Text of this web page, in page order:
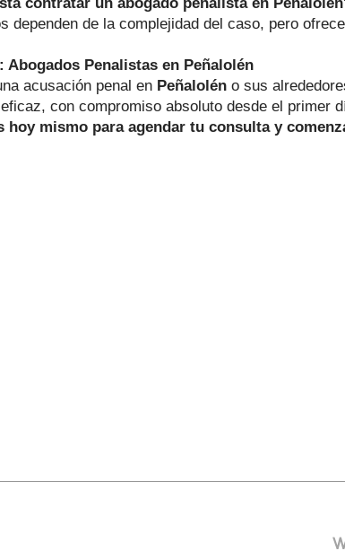
dependen de la complejidad del caso, pero
Abogados Penalistas en Peñalolén
acusación penal en Peñalolén o sus
con compromiso absoluto desde el primer
hoy mismo para agendar tu consulta y